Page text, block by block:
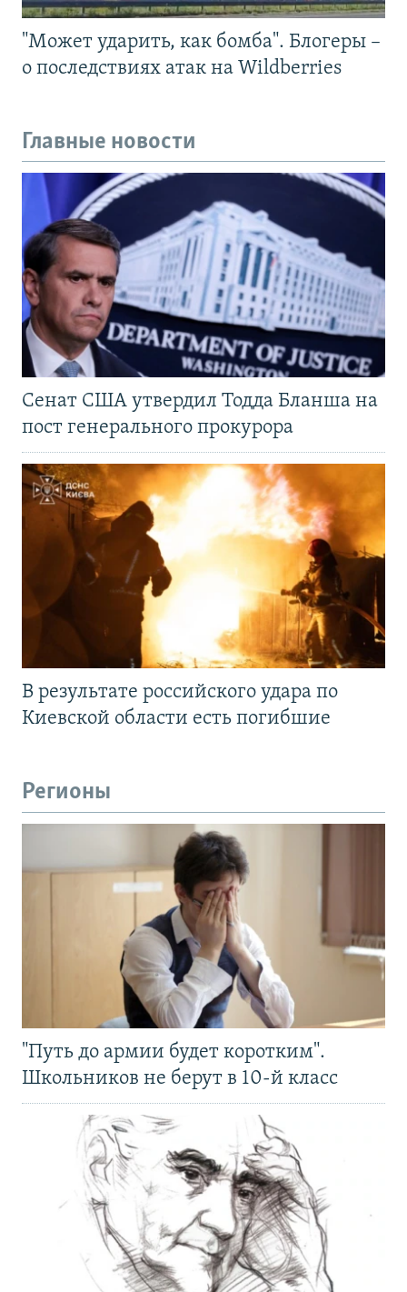
"Может ударить, как бомба". Блогеры –
о последствиях атак на Wildberries
Главные новости
Сенат США утвердил Тодда Бланша на
пост генерального прокурора
В результате российского удара по
Киевской области есть погибшие
Регионы
"Путь до армии будет коротким".
Школьников не берут в 10-й класс